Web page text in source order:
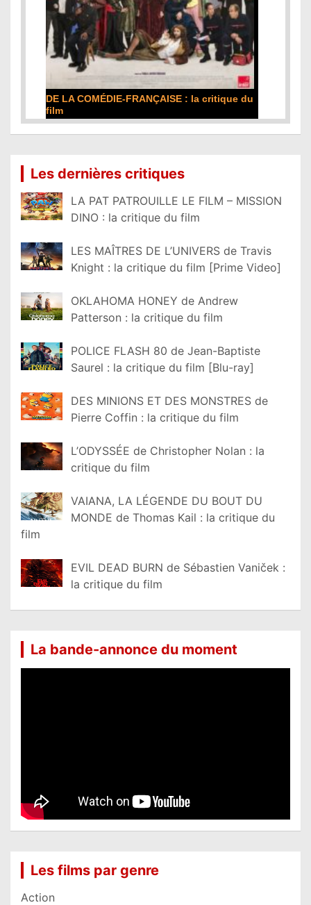
DE LA COMÉDIE-FRANÇAISE : la critique du
film
Les dernières critiques
LA PAT PATROUILLE LE FILM – MISSION
DINO : la critique du film
LES MAÎTRES DE L’UNIVERS de Travis
Knight : la critique du film [Prime Video]
OKLAHOMA HONEY de Andrew
Patterson : la critique du film
POLICE FLASH 80 de Jean-Baptiste
Saurel : la critique du film [Blu-ray]
DES MINIONS ET DES MONSTRES de
Pierre Coffin : la critique du film
L’ODYSSÉE de Christopher Nolan : la
critique du film
VAIANA, LA LÉGENDE DU BOUT DU
MONDE de Thomas Kail : la critique du
film
EVIL DEAD BURN de Sébastien Vaniček :
la critique du film
La bande-annonce du moment
Les films par genre
Action